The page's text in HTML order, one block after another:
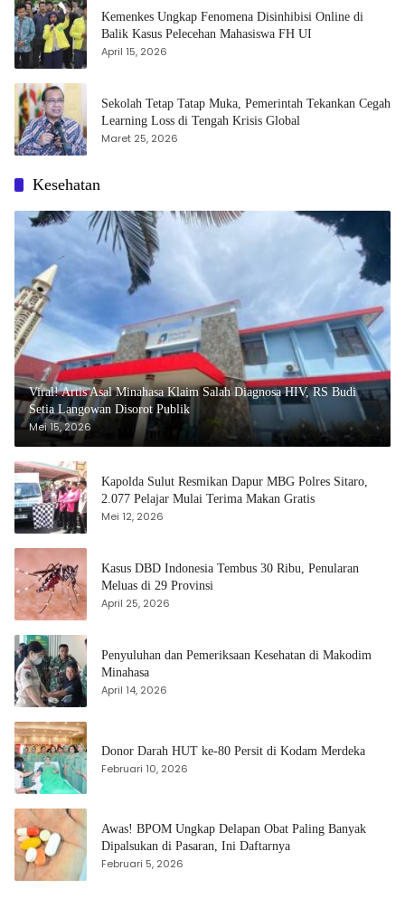
Kemenkes Ungkap Fenomena Disinhibisi Online di
Balik Kasus Pelecehan Mahasiswa FH UI
April 15, 2026
Sekolah Tetap Tatap Muka, Pemerintah Tekankan Cegah
Learning Loss di Tengah Krisis Global
Maret 25, 2026
Kesehatan
Viral! Artis Asal Minahasa Klaim Salah Diagnosa HIV, RS Budi
Setia Langowan Disorot Publik
Mei 15, 2026
Kapolda Sulut Resmikan Dapur MBG Polres Sitaro,
2.077 Pelajar Mulai Terima Makan Gratis
Mei 12, 2026
Kasus DBD Indonesia Tembus 30 Ribu, Penularan
Meluas di 29 Provinsi
April 25, 2026
Penyuluhan dan Pemeriksaan Kesehatan di Makodim
Minahasa
April 14, 2026
Donor Darah HUT ke-80 Persit di Kodam Merdeka
Februari 10, 2026
Awas! BPOM Ungkap Delapan Obat Paling Banyak
Dipalsukan di Pasaran, Ini Daftarnya
Februari 5, 2026